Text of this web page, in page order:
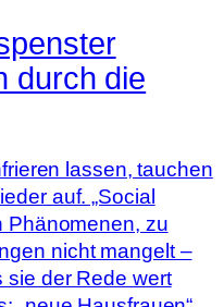
durch die
lassen, tauchen
auf. „Social
Phänomenen, zu
nicht mangelt –
sie der Rede wert